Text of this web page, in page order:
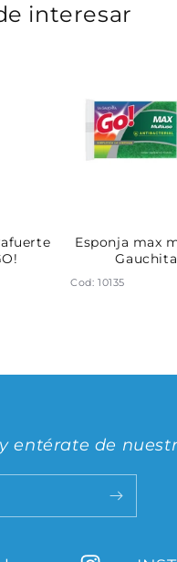
interesar
Esponja max
Cod: 10135
y entérate de